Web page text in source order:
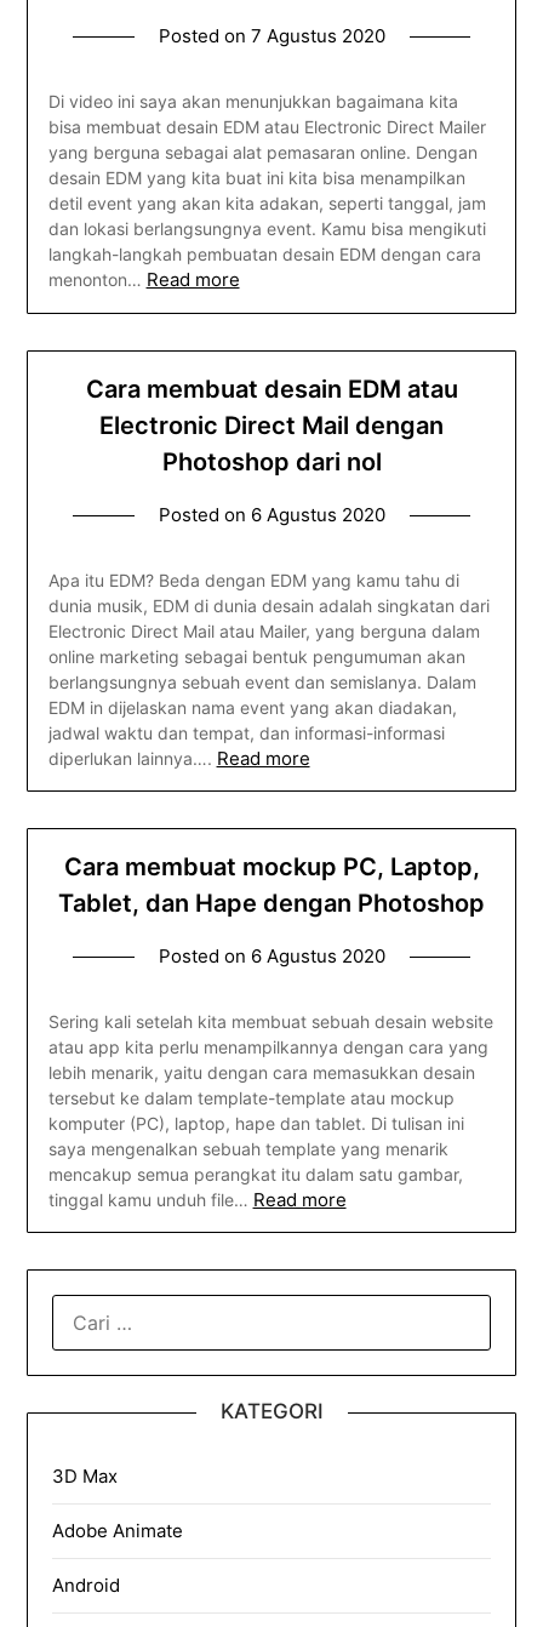
Posted on 7 Agustus 2020
Di video ini saya akan menunjukkan bagaimana kita
bisa membuat desain EDM atau Electronic Direct Mailer
yang berguna sebagai alat pemasaran online. Dengan
desain EDM yang kita buat ini kita bisa menampilkan
detil event yang akan kita adakan, seperti tanggal, jam
dan lokasi berlangsungnya event. Kamu bisa mengikuti
langkah-langkah pembuatan desain EDM dengan cara
menonton… Read more
Cara membuat desain EDM atau
Electronic Direct Mail dengan
Photoshop dari nol
Posted on 6 Agustus 2020
Apa itu EDM? Beda dengan EDM yang kamu tahu di
dunia musik, EDM di dunia desain adalah singkatan dari
Electronic Direct Mail atau Mailer, yang berguna dalam
online marketing sebagai bentuk pengumuman akan
berlangsungnya sebuah event dan semislanya. Dalam
EDM in dijelaskan nama event yang akan diadakan,
jadwal waktu dan tempat, dan informasi-informasi
diperlukan lainnya…. Read more
Cara membuat mockup PC, Laptop,
Tablet, dan Hape dengan Photoshop
Posted on 6 Agustus 2020
Sering kali setelah kita membuat sebuah desain website
atau app kita perlu menampilkannya dengan cara yang
lebih menarik, yaitu dengan cara memasukkan desain
tersebut ke dalam template-template atau mockup
komputer (PC), laptop, hape dan tablet. Di tulisan ini
saya mengenalkan sebuah template yang menarik
mencakup semua perangkat itu dalam satu gambar,
tinggal kamu unduh file… Read more
UNTUK:
KATEGORI
3D Max
Adobe Animate
Android